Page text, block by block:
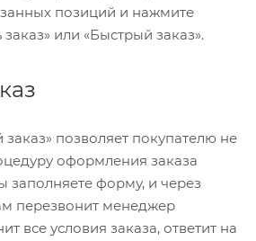
позиций и нажмите
или «Быстрый заказ».
позволяет покупателю не
оформления заказа
заполняете форму, и через
перезвонит менеджер
все условия заказа, ответит на